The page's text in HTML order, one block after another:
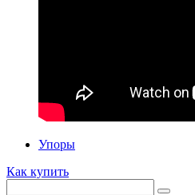
Упоры
Как купить